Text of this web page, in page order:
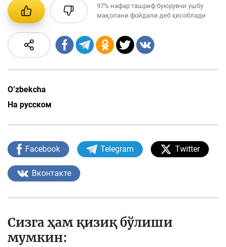
97% нафар ташриф буюрувчи ушбу
мақолани фойдали деб ҳисоблади
O’zbekcha
На русском
Facebook Telegram Twitter
Вконтакте
Сизга ҳам қизиқ бўлиши
мумкин: